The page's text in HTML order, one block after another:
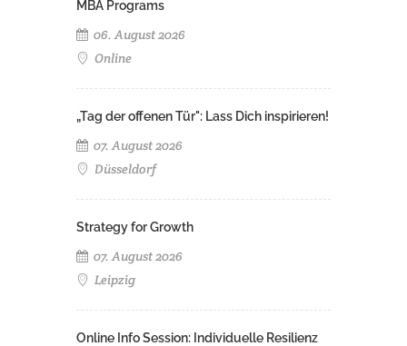
MBA Programs
06. August 2026
Online
„Tag der offenen Tür": Lass Dich inspirieren!
07. August 2026
Düsseldorf
Strategy for Growth
07. August 2026
Leipzig
Online Info Session: Individuelle Resilienz